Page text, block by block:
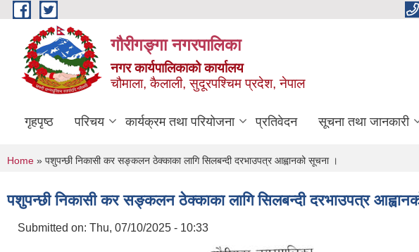
Skip to main content
गौरीगङ्गा नगरपालिका
नगर कार्यपालिकाको कार्यालय
चौमाला, कैलाली, सुदूरपश्चिम प्रदेश, नेपाल
गृहपृष्ठ परिचय कार्यक्रम तथा परियोजना प्रतिवेदन सूचना तथा जानकारी
You are here
Home » पशुपन्छी निकासी कर सङ्कलन ठेक्काका लागि सिलबन्दी दरभाउपत्र आह्वानको सूचना ।
पशुपन्छी निकासी कर सङ्कलन ठेक्काका लागि सिलबन्दी दरभाउपत्र
Submitted on: Thu, 07/10/2025 - 10:33